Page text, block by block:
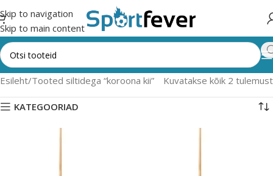
Skip to navigation
Skip to main content
Esileht Tooted siltidega “koroona kii” Kuvatakse kõik 2 tulemust
KATEGOORIAD